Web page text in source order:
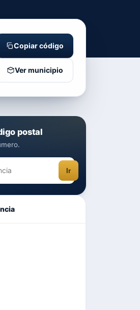
Copiar código
Ver municipio
postal
Ir